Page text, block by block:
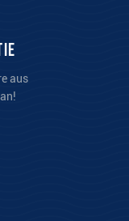
aus